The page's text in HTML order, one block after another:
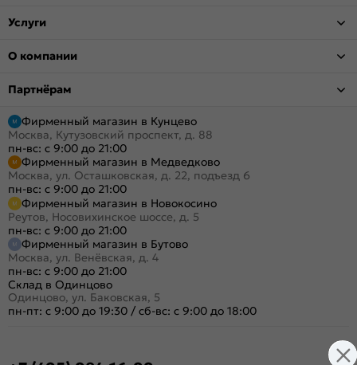
Услуги
О компании
Партнёрам
Фирменный магазин в Кунцево
Москва, Кутузовский проспект, д. 88
пн-вс: с 9:00 до 21:00
Фирменный магазин в Медведково
Москва, ул. Осташковская, д. 22, подъезд 6
пн-вс: с 9:00 до 21:00
Фирменный магазин в Новокосино
Реутов, Носовихинское шоссе, д. 5
пн-вс: с 9:00 до 21:00
Фирменный магазин в Бутово
Москва, ул. Венёвская, д. 4
пн-вс: с 9:00 до 21:00
Склад в Одинцово
Одинцово, ул. Баковская, 5
пн-пт: с 9:00 до 19:30 / сб-вс: с 9:00 до 18:00